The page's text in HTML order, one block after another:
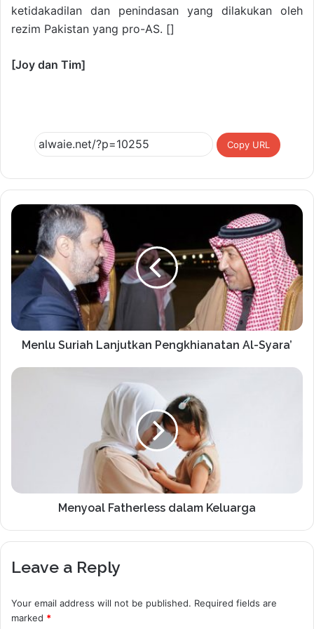
ketidakadilan dan penindasan yang dilakukan oleh
rezim Pakistan yang pro-AS. []
[Joy dan Tim]
Copy URL
Menlu Suriah Lanjutkan Pengkhianatan Al-Syara’
Menyoal Fatherless dalam Keluarga
Leave a Reply
Your email address will not be published. Required fields are
marked *